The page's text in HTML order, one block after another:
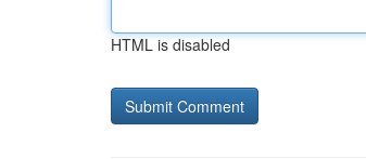
HTML is disabled